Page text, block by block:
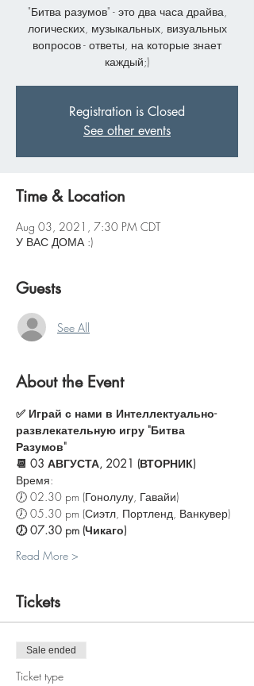
"Битва разумов" - это два часа драйва,
логических, музыкальных, визуальных
вопросов - ответы, на которые знает
каждый;)
Registration is Closed
See other events
Time & Location
Aug 03, 2021, 7:30 PM CDT
У ВАС ДОМА :)
Guests
See All
About the Event
✅ Играй с нами в Интеллектуально-
развлекательную игру "Битва
Разумов"
📆 03 АВГУСТА, 2021 (ВТОРНИК)
Время:
🕖 02.30 pm (Гонолулу, Гавайи)
🕖 05.30 pm (Сиэтл, Портленд, Ванкувер)
🕖 07.30 pm (Чикаго)
Read More >
Tickets
Sale ended
Ticket type